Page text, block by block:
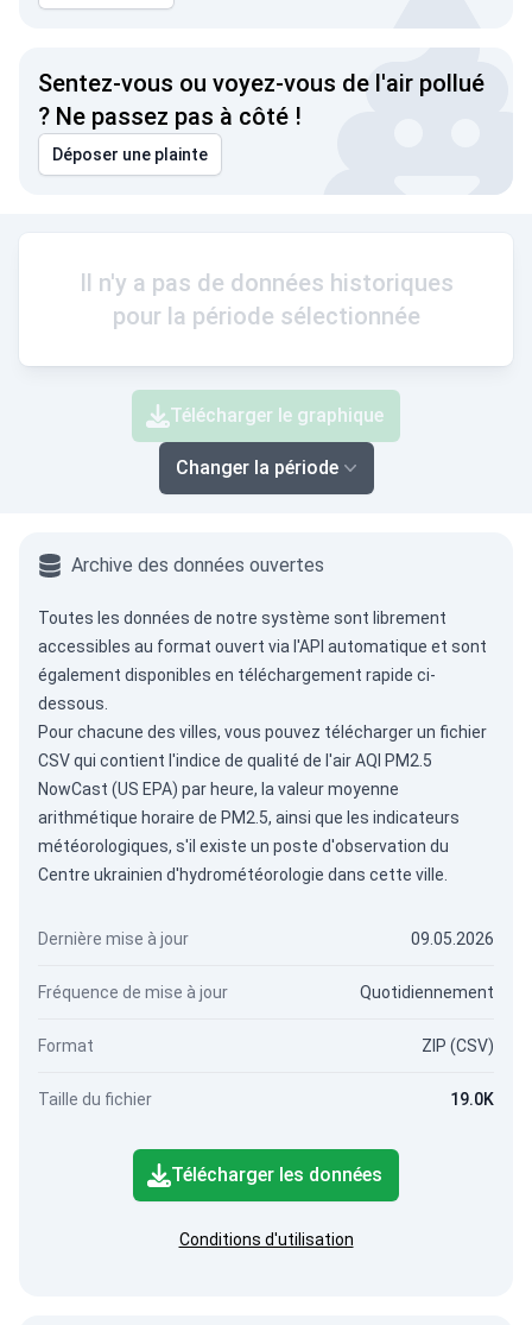
Sentez-vous ou voyez-vous de l'air pollué
? Ne passez pas à côté !
Déposer une plainte
Il n'y a pas de données historiques
pour la période sélectionnée
Télécharger le graphique
Changer la période
Archive des données ouvertes
Toutes les données de notre système sont librement
accessibles au format ouvert via l'API automatique et sont
également disponibles en téléchargement rapide ci-
dessous.
Pour chacune des villes, vous pouvez télécharger un fichier
CSV qui contient l'indice de qualité de l'air AQI PM2.5
NowCast (US EPA) par heure, la valeur moyenne
arithmétique horaire de PM2.5, ainsi que les indicateurs
météorologiques, s'il existe un poste d'observation du
Centre ukrainien d'hydrométéorologie dans cette ville.
Dernière mise à jour 09.05.2026
Fréquence de mise à jour Quotidiennement
Format ZIP (CSV)
Taille du fichier 19.0K
Télécharger les données
Conditions d'utilisation